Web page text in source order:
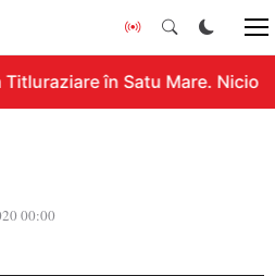
Titluraziare în Satu Mare. Nicio
00:00